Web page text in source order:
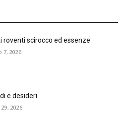
roventi scirocco ed essenze
7, 2026
e desideri
2026